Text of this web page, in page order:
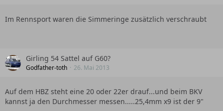
Im Rennsport waren die Simmeringe zusätzlich verschraubt
Girling 54 Sattel auf G60?
Godfather-toth 26. Mai 2013
Auf dem HBZ steht eine 20 oder 22er drauf...und beim BKV
kannst ja den Durchmesser messen.....25,4mm x9 ist der 9"